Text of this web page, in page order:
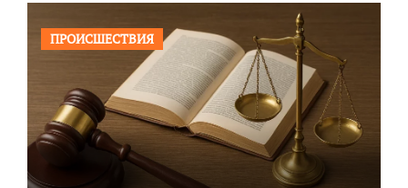
ПРОИСШЕСТВИЯ